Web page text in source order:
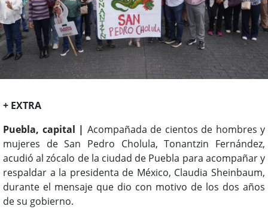
+ EXTRA
Puebla, capital | Acompañada de cientos de hombres y
mujeres de San Pedro Cholula, Tonantzin Fernández,
acudió al zócalo de la ciudad de Puebla para acompañar y
respaldar a la presidenta de México, Claudia Sheinbaum,
durante el mensaje que dio con motivo de los dos años
de su gobierno.